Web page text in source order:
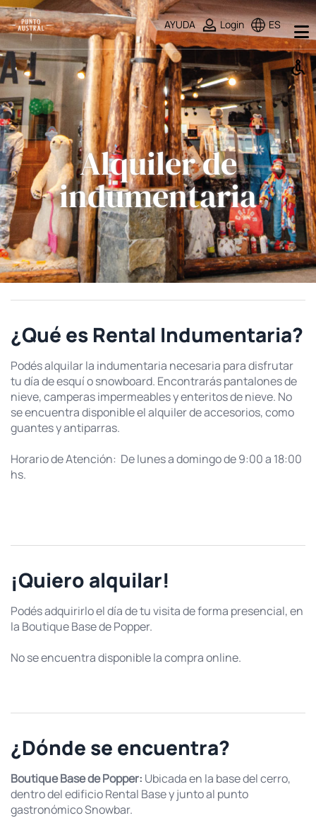
AYUDA Login ES
Alquiler de
indumentaria
¿Qué es Rental Indumentaria?
Podés alquilar la indumentaria necesaria para disfrutar
tu día de esquí o snowboard. Encontrarás pantalones de
nieve, camperas impermeables y enteritos de nieve. No
se encuentra disponible el alquiler de accesorios, como
guantes y antiparras.
Horario de Atención: De lunes a domingo de 9:00 a 18:00
hs.
¡Quiero alquilar!
Podés adquirirlo el día de tu visita de forma presencial, en
la Boutique Base de Popper.
No se encuentra disponible la compra online.
¿Dónde se encuentra?
Boutique Base de Popper: Ubicada en la base del cerro,
dentro del edificio Rental Base y junto al punto
gastronómico Snowbar.